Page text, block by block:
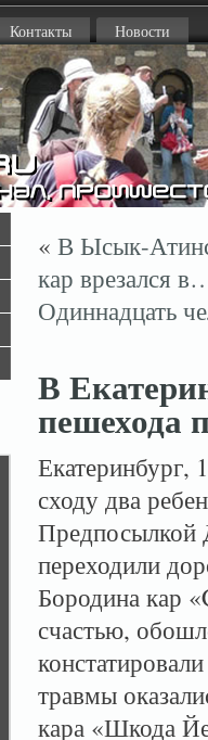
Контакты Новости
« В Ысык-
кар врезался
Одиннадцать
В
пешехода
Екатеринбург,
сходу два
Предпосылкой
переходили
Бородина кар
счастью,
травмы
кара «Шкода